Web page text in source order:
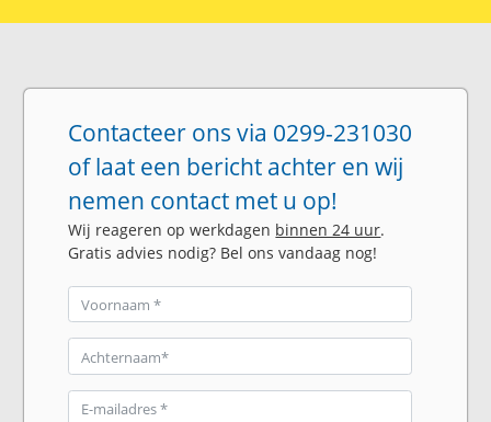
Contacteer ons via 0299-231030
of laat een bericht achter en wij
nemen contact met u op!
Wij reageren op werkdagen binnen 24 uur.
Gratis advies nodig? Bel ons vandaag nog!